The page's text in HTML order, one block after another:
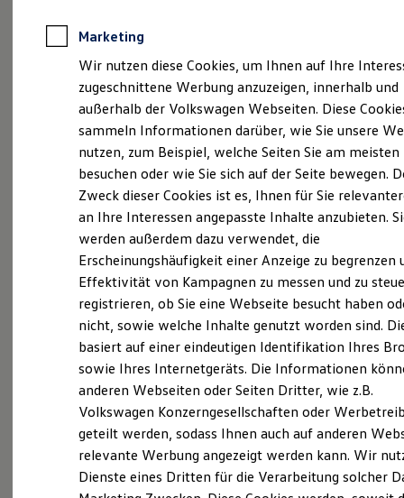
Anpfiff zum Gewinn
Elektroautos
ID. Tutorials
Elektrofahrzeugkonzepte
Reichweite
Reichweite der ID. Modelle
Reichweite im Winter
Laden
Laden unterwegs
Laden Zuhause
Ladezeitensimulator
Batterie
Sicherheit
Garantie und Lebensdauer
Nachhaltigkeit
Technologie
Kosten und Kauf
Verbrauchskosten
Kaufoptionen
E-Auto-Förderung
Software und Konnektivität
Die ID. Software 6
ID. Software Versionen und Updates
Digitale Extras
Schnittstellen zu Ihrem ID.
Impressum & Rechtliches)
Probefahrt vereinbaren
Fahrzeugangebot anfordern
Servicetermin buchen
Marketing
Wir nutzen diese Cookies, um Ihnen auf Ihre
zugeschnittene Werbung anzuzeigen, innerhalb und
außerhalb der Volkswagen Webseiten. Diese
sammeln Informationen darüber, wie Sie unsere
nutzen, zum Beispiel, welche Seiten Sie am meisten
besuchen oder wie Sie sich auf der Seite bewegen.
Zweck dieser Cookies ist es, Ihnen für Sie
an Ihre Interessen angepasste Inhalte anzubieten.
werden außerdem dazu verwendet, die
Erscheinungshäufigkeit einer Anzeige zu begrenzen
Effektivität von Kampagnen zu messen und zu
registrieren, ob Sie eine Webseite besucht haben
nicht, sowie welche Inhalte genutzt worden sind.
basiert auf einer eindeutigen Identifikation Ihres
sowie Ihres Internetgeräts. Die Informationen
anderen Webseiten oder Seiten Dritter, wie z.B.
Volkswagen Konzerngesellschaften oder
geteilt werden, sodass Ihnen auch auf anderen
relevante Werbung angezeigt werden kann. Wir
Dienste eines Dritten für die Verarbeitung solcher